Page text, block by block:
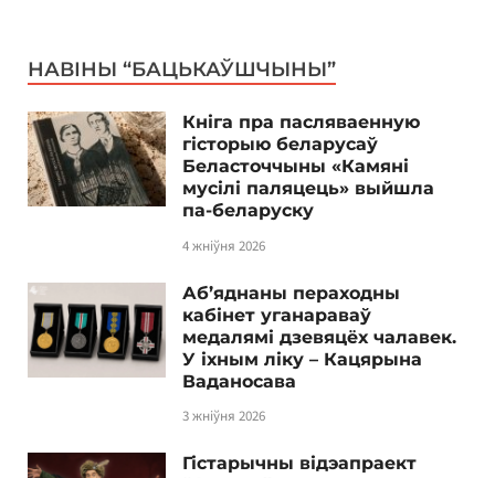
НАВІНЫ “БАЦЬКАЎШЧЫНЫ”
Кніга пра пасляваенную
гісторыю беларусаў
Беласточчыны «Камяні
мусілі паляцець» выйшла
па-беларуску
4 жніўня 2026
Аб’яднаны пераходны
кабінет уганараваў
медалямі дзевяцёх чалавек.
У іхным ліку – Кацярына
Ваданосава
3 жніўня 2026
Гістарычны відэапраект